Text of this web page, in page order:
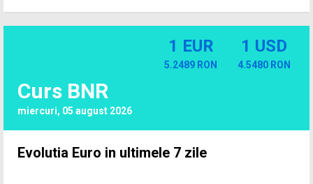
Curs BNR
miercuri, 05 august 2026
1 EUR
5.2489 RON
1 USD
4.5480 RON
Evolutia Euro in ultimele 7 zile